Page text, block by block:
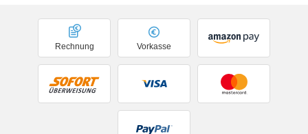
Vorkasse
Rechnung